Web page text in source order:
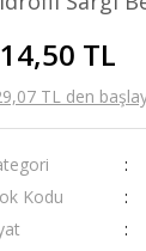
TL
TL den
Kodu